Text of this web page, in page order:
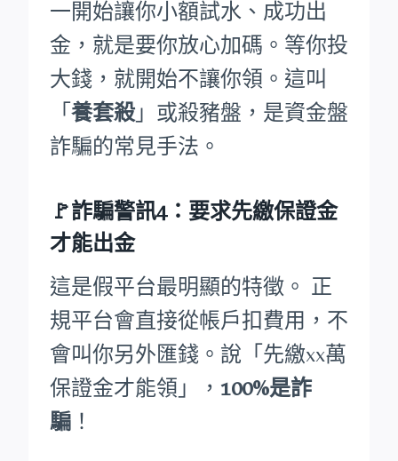
一開始讓你小額試水、成功出
金，就是要你放心加碼。等你投
大錢，就開始不讓你領。這叫
「 養套殺」或殺豬盤，是資金盤
詐騙的常見手法。
🚩詐騙警訊4：要求先繳保證金
才能出金
這是假平台最明顯的特徵。 正
規平台會直接從帳戶扣費用，不
會叫你另外匯錢。說「先繳xx萬
保證金才能領」， 100%是詐
騙 ！